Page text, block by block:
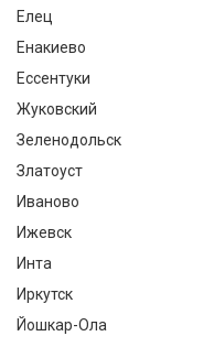
Елец
Енакиево
Ессентуки
Жуковский
Зеленодольск
Златоуст
Иваново
Ижевск
Инта
Иркутск
Йошкар-Ола